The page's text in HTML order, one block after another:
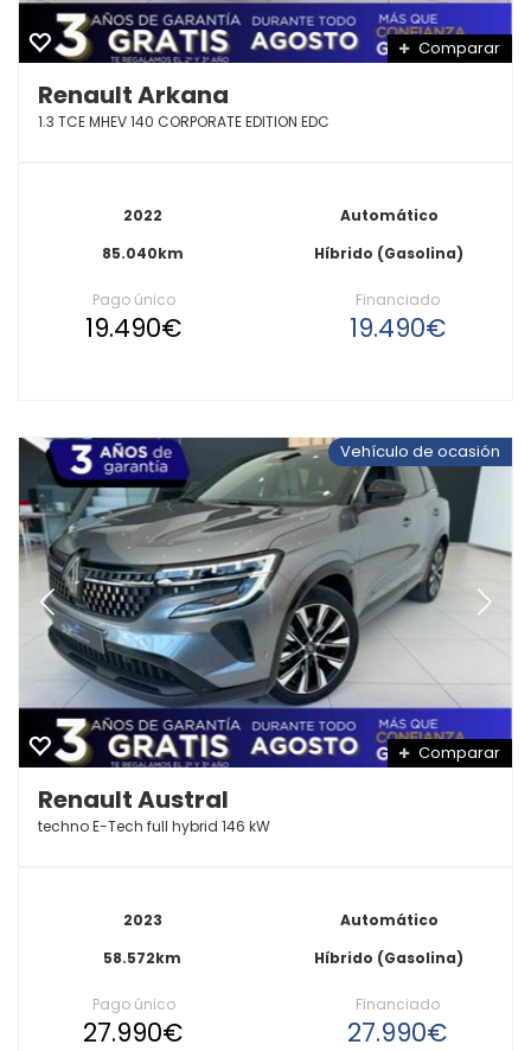
Comparar
Renault Arkana
1.3 TCE MHEV 140 CORPORATE EDITION EDC
2022
85.040km
Automático
Híbrido (Gasolina)
Pago único
19.490€
Financiado
19.490€
Vehículo de ocasión
Comparar
Renault Austral
techno E-Tech full hybrid 146 kW
2023
58.572km
Automático
Híbrido (Gasolina)
Pago único
27.990€
Financiado
27.990€